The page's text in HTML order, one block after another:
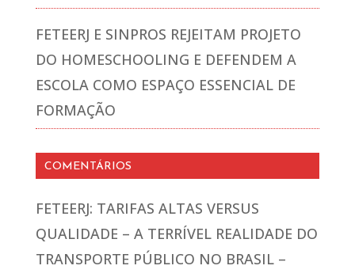
FETEERJ E SINPROS REJEITAM PROJETO
DO HOMESCHOOLING E DEFENDEM A
ESCOLA COMO ESPAÇO ESSENCIAL DE
FORMAÇÃO
COMENTÁRIOS
FETEERJ: TARIFAS ALTAS VERSUS
QUALIDADE – A TERRÍVEL REALIDADE DO
TRANSPORTE PÚBLICO NO BRASIL –